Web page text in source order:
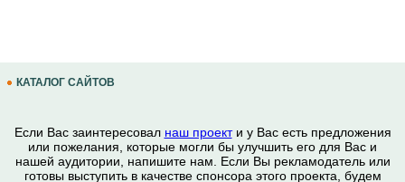
КАТАЛОГ САЙТОВ
Если Вас заинтересовал наш проекти у Вас есть предложения
или пожелания, которые могли бы улучшить его для Вас и
нашей аудитории, напишите нам. Если Вы рекламодатель или
готовы выступить в качестве спонсора этого проекта, будем